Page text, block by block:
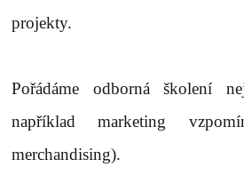
projekty.
Pořádáme odborná školení
například marketing
merchandising).